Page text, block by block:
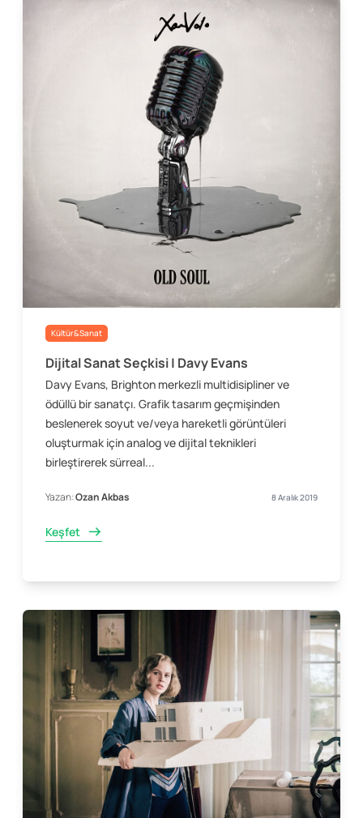
Kültür&Sanat
Dijital Sanat Seçkisi | Davy Evans
Davy Evans, Brighton merkezli multidisipliner ve
ödüllü bir sanatçı. Grafik tasarım geçmişinden
beslenerek soyut ve/veya hareketli görüntüleri
oluşturmak için analog ve dijital teknikleri
birleştirerek sürreal...
Yazan:Ozan Akbas 8 Aralık 2019
Keşfet